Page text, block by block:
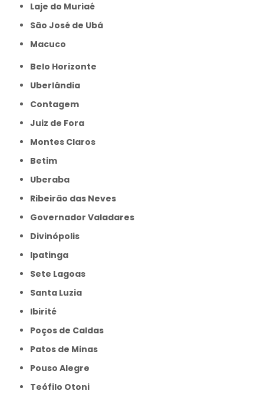
Laje do Muriaé
São José de Ubá
Macuco
Belo Horizonte
Uberlândia
Contagem
Juiz de Fora
Montes Claros
Betim
Uberaba
Ribeirão das Neves
Governador Valadares
Divinópolis
Ipatinga
Sete Lagoas
Santa Luzia
Ibirité
Poços de Caldas
Patos de Minas
Pouso Alegre
Teófilo Otoni